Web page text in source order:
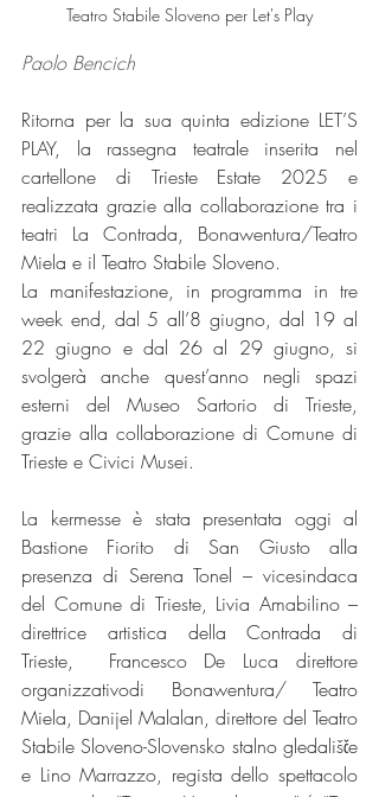
Teatro Stabile Sloveno per Let's Play
Paolo Bencich
Ritorna per la sua quinta edizione LET’S
PLAY, la rassegna teatrale inserita nel
cartellone di Trieste Estate 2025 e
realizzata grazie alla collaborazione tra i
teatri La Contrada, Bonawentura/Teatro
Miela e il Teatro Stabile Sloveno.
La manifestazione, in programma in tre
week end, dal 5 all’8 giugno, dal 19 al
22 giugno e dal 26 al 29 giugno, si
svolgerà anche quest’anno negli spazi
esterni del Museo Sartorio di Trieste,
grazie alla collaborazione di Comune di
Trieste e Civici Musei.
La kermesse è stata presentata oggi al
Bastione Fiorito di San Giusto alla
presenza di Serena Tonel – vicesindaca
del Comune di Trieste, Livia Amabilino –
direttrice artistica della Contrada di
Trieste,  Francesco De Luca direttore
organizzativodi Bonawentura/ Teatro
Miela, Danijel Malalan, direttore del Teatro
Stabile Sloveno-Slovensko stalno gledališče
e Lino Marrazzo, regista dello spettacolo